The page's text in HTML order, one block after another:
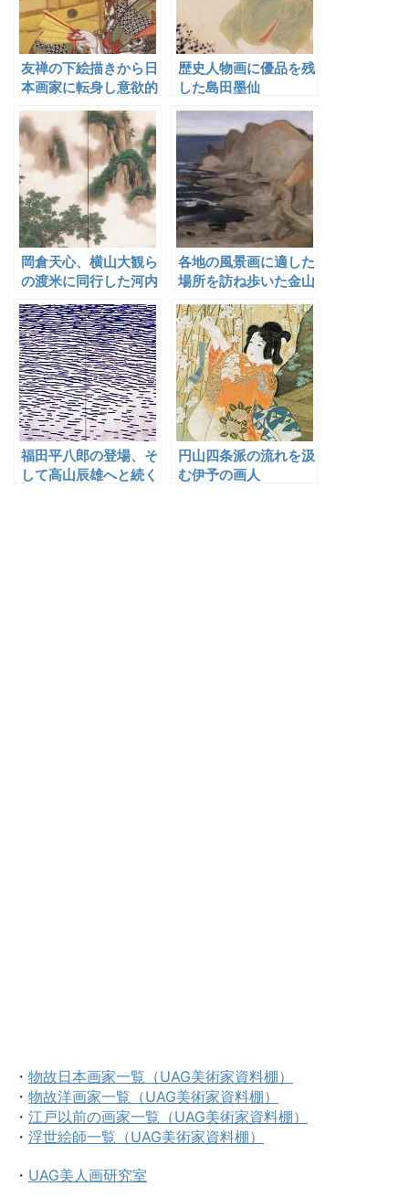
友禅の下絵描きから日
本画家に転身し意欲的
に活動していたが４１
歳で没した越田香秋
歴史人物画に優品を残
した島田墨仙
岡倉天心、横山大観ら
の渡米に同行した河内
雅渓
各地の風景画に適した
場所を訪ね歩いた金山
平三
福田平八郎の登場、そ
して高山辰雄へと続く
円山四条派の流れを汲
む伊予の画人
・ 物故日本画家一覧（UAG美術家資料棚）
・ 物故洋画家一覧（UAG美術家資料棚）
・ 江戸以前の画家一覧（UAG美術家資料棚）
・ 浮世絵師一覧（UAG美術家資料棚）
・ UAG美人画研究室